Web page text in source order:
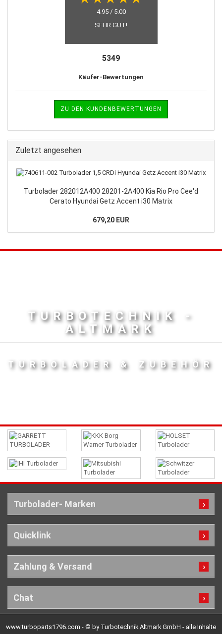
4.95 / 5.00
SEHR GUT!
5349
Käufer-Bewertungen
ZU DEN KUNDENBEWERTUNGEN
Zuletzt angesehen
Turbolader 282012A400 28201-2A400 Kia Rio Pro Cee'd
Cerato Hyundai Getz Accent i30 Matrix
679,20 EUR
TURBOTECHNIK -
ALTMARK
TURBOLADER & ZUBEHÖR
Turbolader- Marken
Quicklink
Zahlung & Versand
Chat
www.turboparts1796.com - © by Turbotechnik Altmark GmbH - alle Inhalte